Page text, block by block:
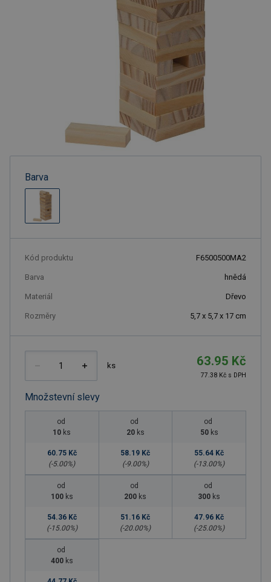
Barva
Kód produktu F6500500MA2
Barva hnědá
Materiál Dřevo
Rozměry 5,7 x 5,7 x 17 cm
ks 63.95 Kč
77.38 Kč s DPH
Množstevní slevy
od
10 ks
60.75 Kč
(-5.00%)
od
20 ks
58.19 Kč
(-9.00%)
od
50 ks
55.64 Kč
(-13.00%)
od
100 ks
54.36 Kč
(-15.00%)
od
200 ks
51.16 Kč
(-20.00%)
od
300 ks
47.96 Kč
(-25.00%)
od
400 ks